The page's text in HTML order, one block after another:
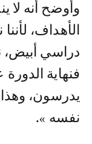
وأوضح أنه لا
الأهداف،
دراسي أبيض،
فنهاية الدورة
يدرسون،
نفسه ».